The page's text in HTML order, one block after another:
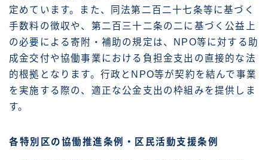
定めています。また、同法第二百二十七条等に基づく
手数料の徴収や、第二百三十二条の二に基づく公益上
の必要による寄附・補助の規定は、NPO等に対する助
成金交付や協働事業における負担金支出の直接的な法
的根拠となります。行政とNPO等が契約を結んで事業
を実施する際の、適正な公金支出の枠組みを提供しま
す。
各特別区の協働推進条例・区民活動支援条例